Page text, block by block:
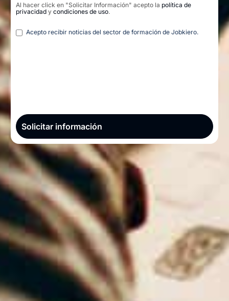
Al hacer click en "Solicitar Información" acepto la política de
privacidad y condiciones de uso.
Legal
Acepto recibir noticias del sector de formación de Jobkiero.